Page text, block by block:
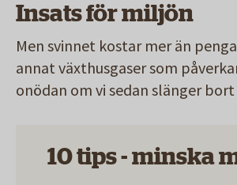
Insats för miljön
Men svinnet kostar mer än
annat växthusgaser som
onödan om vi sedan slänger
10 tips - minska